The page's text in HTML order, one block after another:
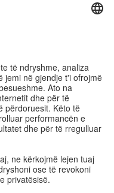
ty”
Institutit